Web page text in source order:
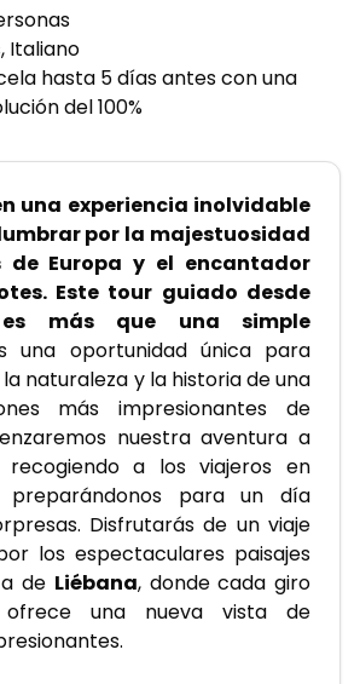
Italiano
hasta 5 días antes con una
del 100%
una experiencia inolvidable
por la majestuosidad
de Europa y el encantador
Este tour guiado desde
es más que una simple
una oportunidad única para
naturaleza y la historia de una
más impresionantes de
nuestra aventura a
recogiendo a los viajeros en
preparándonos para un día
Disfrutarás de un viaje
los espectaculares paisajes
de Liébana, donde cada giro
una nueva vista de